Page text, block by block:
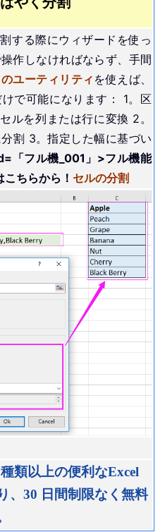
する際にウィザードを使っ
作しなければならず、手間
のユーティリティ を使えば、
で可能になります： 1。区
ルを列または行に変換 2。
割 3。指定した幅に基づい
「フル機_001」>フル機能
ちらから！ セルの分割
類以上の便利なExcel
、30 日間制限なく無料